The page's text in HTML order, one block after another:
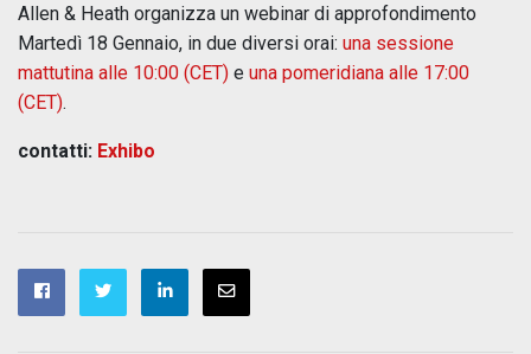
Allen & Heath organizza un webinar di approfondimento
Martedì 18 Gennaio, in due diversi orai: una sessione
mattutina alle 10:00 (CET) e una pomeridiana alle 17:00
(CET).
contatti: Exhibo